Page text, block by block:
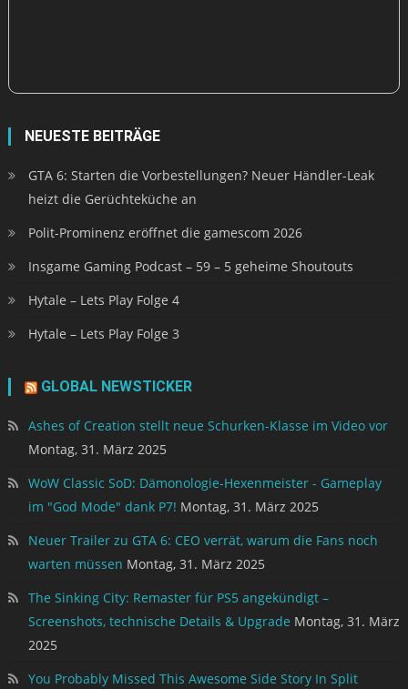
NEUESTE BEITRÄGE
GTA 6: Starten die Vorbestellungen? Neuer Händler-Leak
heizt die Gerüchteküche an
Polit-Prominenz eröffnet die gamescom 2026
Insgame Gaming Podcast – 59 – 5 geheime Shoutouts
Hytale – Lets Play Folge 4
Hytale – Lets Play Folge 3
GLOBAL NEWSTICKER
Ashes of Creation stellt neue Schurken-Klasse im Video vor
Montag, 31. März 2025
WoW Classic SoD: Dämonologie-Hexenmeister - Gameplay
im "God Mode" dank P7! Montag, 31. März 2025
Neuer Trailer zu GTA 6: CEO verrät, warum die Fans noch
warten müssen Montag, 31. März 2025
The Sinking City: Remaster für PS5 angekündigt –
Screenshots, technische Details & Upgrade Montag, 31. März
2025
You Probably Missed This Awesome Side Story In Split